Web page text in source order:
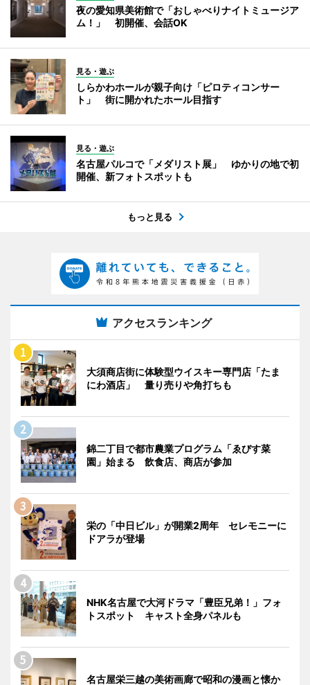
夜の愛知県美術館で「おしゃべりナイトミュージア
ム！」 初開催、会話OK
見る・遊ぶ
しらかわホールが親子向け「ピロティコンサー
ト」 街に開かれたホール目指す
見る・遊ぶ
名古屋パルコで「メダリスト展」 ゆかりの地で初
開催、新フォトスポットも
もっと見る
アクセスランキング
大須商店街に体験型ウイスキー専門店「たま
にわ酒店」 量り売りや角打ちも
錦二丁目で都市農業プログラム「ゑびす菜
園」始まる 飲食店、商店が参加
栄の「中日ビル」が開業2周年 セレモニーに
ドアラが登場
NHK名古屋で大河ドラマ「豊臣兄弟！」フォ
トスポット キャスト全身パネルも
名古屋栄三越の美術画廊で昭和の漫画と懐か